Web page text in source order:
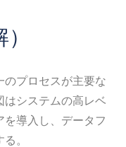
のプロセスが主要な
システムの高レベ
を導入し、データフ
。